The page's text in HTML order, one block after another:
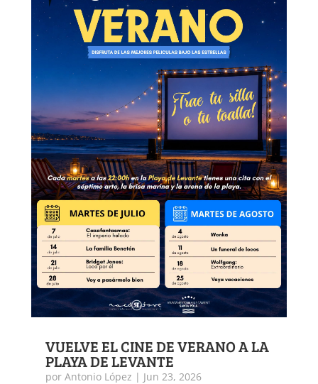
VUELVE EL CINE DE VERANO A LA
PLAYA DE LEVANTE
por Antonio López | Jun 23, 2026